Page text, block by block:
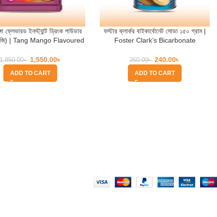
ফ্লেভারড ইনস্ট্যান্ট ড্রিংক পাউডার
| Tang Mango Flavoured
৳ 1,550.00৳
ADD TO CART
ফস্টার ক্লার্কর বাইকার্বোনেট সোডা ১৫০ গ্রাম |
Foster Clark’s Bicarbonate
260.00৳ 240.00৳
ADD TO CART